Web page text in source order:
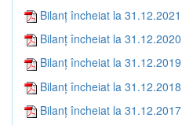
Bilanţ încheiat la 31.12.2021
Bilanţ încheiat la 31.12.2020
Bilanţ încheiat la 31.12.2019
Bilanţ încheiat la 31.12.2018
Bilanţ încheiat la 31.12.2017